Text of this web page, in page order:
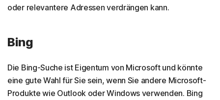
oder relevantere Adressen verdrängen kann.
Bing
Die Bing-Suche ist Eigentum von Microsoft und könnte
eine gute Wahl für Sie sein, wenn Sie andere Microsoft-
Produkte wie Outlook oder Windows verwenden. Bing